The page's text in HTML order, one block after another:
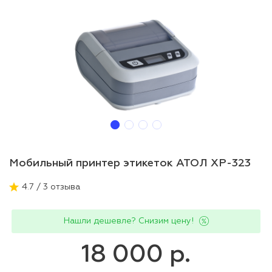
Мобильный принтер этикеток АТОЛ XP-323
4.7 / 3 отзыва
Нашли дешевле? Снизим цену!
18 000 р.